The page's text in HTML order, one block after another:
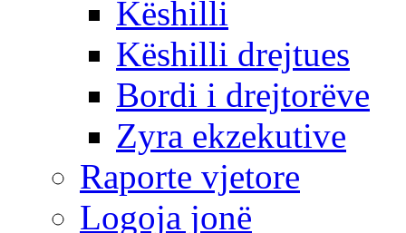
Këshilli
Këshilli drejtues
Bordi i drejtorëve
Zyra ekzekutive
Raporte vjetore
Logoja jonë